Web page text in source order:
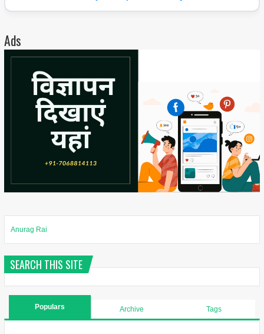
Ads
Anurag Rai
SEARCH THIS SITE
Populars Archive Tags